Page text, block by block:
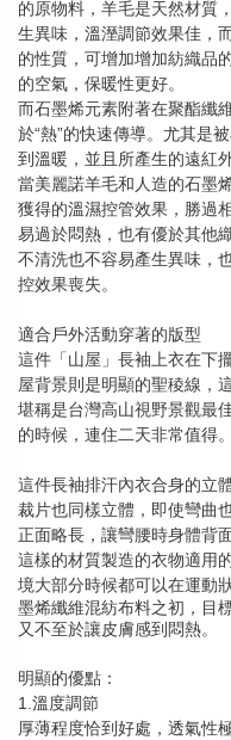
的原物料，羊毛是天然材質
生異味，溫溼調節效果佳，
的性質，可增加增加紡織品
的空氣，保暖性更好。
而石墨烯元素附著在聚酯纖
於“熱”的快速傳導。尤其是
到溫暖，並且所產生的遠紅
當美麗諾羊毛和人造的石墨
獲得的溫濕控管效果，勝過
易過於悶熱，也有優於其他
不清洗也不容易產生異味，
控效果喪失。
適合戶外活動穿著的版型
這件「山屋」長袖上衣在下
屋背景則是明顯的聖稜線，
堪稱是台灣高山視野景觀最
的時候，連住二天非常值得。
這件長袖排汗內衣合身的立
裁片也同樣立體，即使彎曲
正面略長，讓彎腰時身體背
這樣的材質製造的衣物適用
境大部分時候都可以在運動
墨烯纖維混紡布料之初，目
又不至於讓皮膚感到悶熱。
明顯的優點：
1. 溫度調節
厚薄程度恰到好處，透氣性